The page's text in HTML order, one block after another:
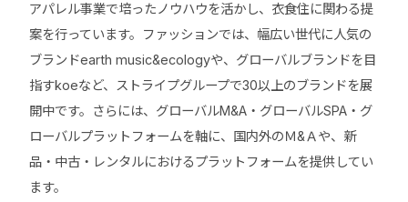
アパレル事業で培ったノウハウを活かし、衣食住に関わる提
案を行っています。ファッションでは、幅広い世代に人気の
ブランドearth music&ecologyや、グローバルブランドを目
指すkoeなど、ストライプグループで30以上のブランドを展
開中です。さらには、グローバルM&A・グローバルSPA・グ
ローバルプラットフォームを軸に、国内外のＭ&Ａや、新
品・中古・レンタルにおけるプラットフォームを提供してい
ます。